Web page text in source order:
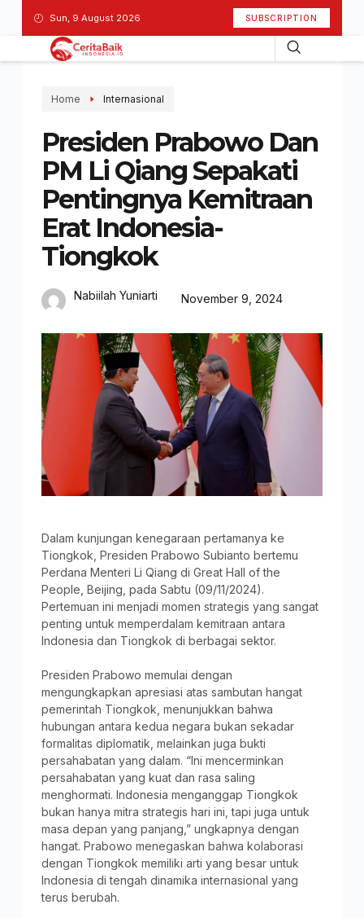
Sun, 9 August 2026 SUBSCRIPTION
Home Internasional
Presiden Prabowo Dan
PM Li Qiang Sepakati
Pentingnya Kemitraan
Erat Indonesia-
Tiongkok
Nabiilah Yuniarti November 9, 2024
Dalam kunjungan kenegaraan pertamanya ke
Tiongkok, Presiden Prabowo Subianto bertemu
Perdana Menteri Li Qiang di Great Hall of the
People, Beijing, pada Sabtu (09/11/2024).
Pertemuan ini menjadi momen strategis yang sangat
penting untuk memperdalam kemitraan antara
Indonesia dan Tiongkok di berbagai sektor.
Presiden Prabowo memulai dengan
mengungkapkan apresiasi atas sambutan hangat
pemerintah Tiongkok, menunjukkan bahwa
hubungan antara kedua negara bukan sekadar
formalitas diplomatik, melainkan juga bukti
persahabatan yang dalam. “Ini mencerminkan
persahabatan yang kuat dan rasa saling
menghormati. Indonesia menganggap Tiongkok
bukan hanya mitra strategis hari ini, tapi juga untuk
masa depan yang panjang,” ungkapnya dengan
hangat. Prabowo menegaskan bahwa kolaborasi
dengan Tiongkok memiliki arti yang besar untuk
Indonesia di tengah dinamika internasional yang
terus berubah.